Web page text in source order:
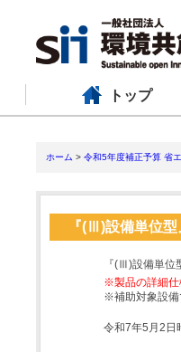
トップ
ホーム > 令和5年度補正予算 省
『(Ⅲ)設備単位
『(Ⅲ)設備単位
※製品の詳細仕
※補助対象設備
令和7年5月2日